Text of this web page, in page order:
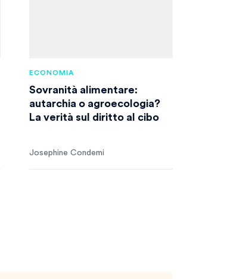
ECONOMIA
Sovranità alimentare:
autarchia o agroecologia?
La verità sul diritto al cibo
Josephine Condemi